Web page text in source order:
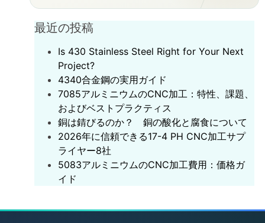
最近の投稿
Is 430 Stainless Steel Right for Your Next
Project?
‌4340合金鋼の実用ガイド‌
7085アルミニウムのCNC加工：特性、課題、
およびベストプラクティス
銅は錆びるのか？ 銅の酸化と腐食について
2026年に信頼できる17-4 PH CNC加工サプ
ライヤー8社
5083アルミニウムのCNC加工費用：価格ガ
イド